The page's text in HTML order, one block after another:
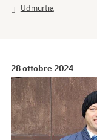
Udmurtia
28 ottobre 2024